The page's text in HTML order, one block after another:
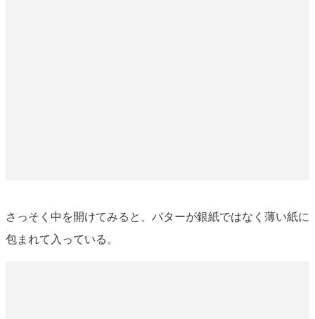
さっそく中を開けてみると、バターが銀紙ではなく薄い紙に
包まれて入っている。